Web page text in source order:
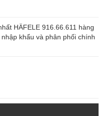
HÄFELE 916.66.611 hàng
khẩu và phân phối chính